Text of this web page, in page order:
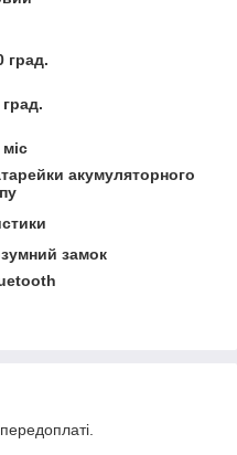
град.
град.
акумуляторного
замок